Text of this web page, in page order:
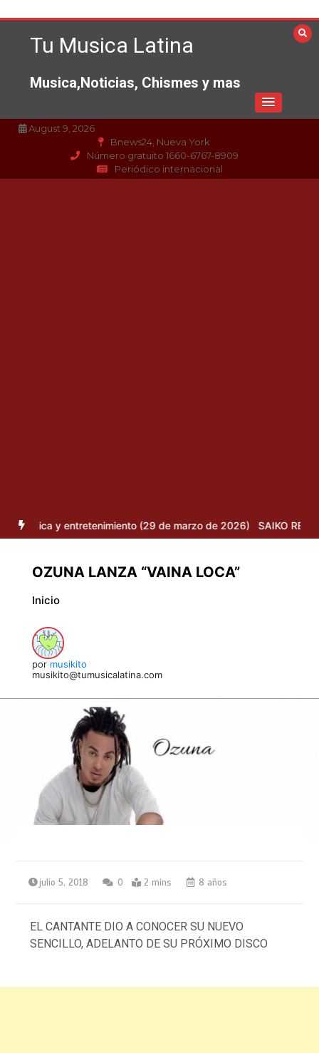
al
contenidoTu Musica Latina
Musica,Noticias, Chismes y mas
August 9, 2026
Bnews24, Nueva York
Número gratuito 1660-6767-8909
Periódico internacional
(29 de marzo de 2026) SAIKO REGRESA A LA
OZUNA LANZA “VAINA LOCA”
Inicio
por musikito
musikito@tumusicalatina.com
julio 5, 2018 0 2 mins 8 años
EL CANTANTE DIO A CONOCER SU NUEVO
SENCILLO, ADELANTO DE SU PRÓXIMO DISCO